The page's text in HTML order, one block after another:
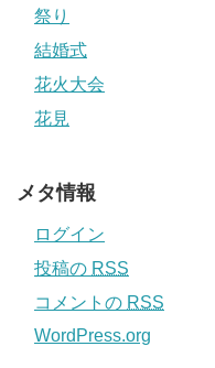
祭り
結婚式
花火大会
花見
メタ情報
ログイン
投稿の RSS
コメントの RSS
WordPress.org